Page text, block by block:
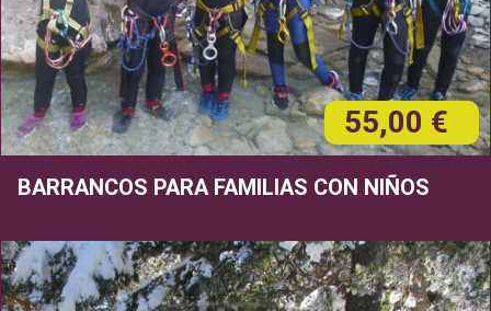
55,00 €
BARRANCOS PARA FAMILIAS CON NIÑOS